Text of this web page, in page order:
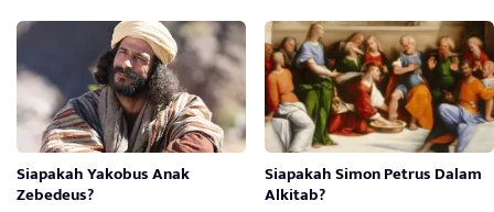
Siapakah Yakobus Anak
Zebedeus?
Siapakah Simon Petrus Dalam
Alkitab?